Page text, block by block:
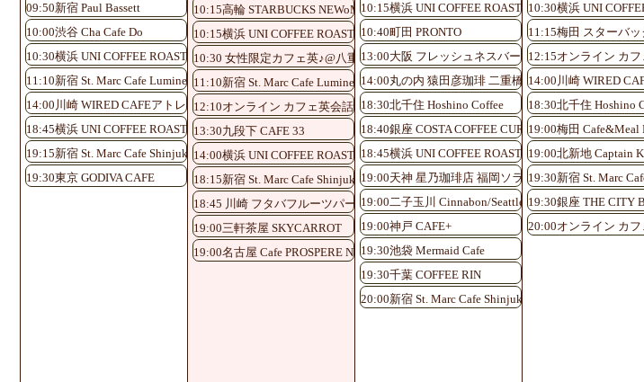
09:50新宿 Paul Bassett
10:00渋谷 Cha Cafe Do
10:30横浜 UNI COFFEE ROASTERY
11:10新宿 St. Marc Cafe Lumine EST Shinjuku
14:00川崎 WIRED CAFEアトレ川崎店
18:45横浜 UNI COFFEE ROASTERY
19:15新宿 St. Marc Cafe Shinjuku Shinminami-guchi
19:30東京 GODIVA CAFE
10:15高輪 STARBUCKS NEWoMan 高輪店
10:15横浜 UNI COFFEE ROASTERY
10:30 女性限定カフェ英♪@八重洲
11:10新宿 St. Marc Cafe Lumine EST Shinjuku
12:10オンライン カフェ英会話♪
13:30九段下 CAFE 33
14:00横浜 UNI COFFEE ROASTERY
18:15新宿 St. Marc Cafe Shinjuku Shinminami-guchi
18:45 川崎 フタバフルーツパーラー アトレ川崎店
19:00三軒茶屋 SKYCARROT
19:00名古屋 Cafe PROSPERE Nayabashi
10:15横浜 UNI COFFEE ROASTERY
10:40町田 PRONTO
13:00大阪 フレッシュネスバーガーKITTE大阪店
14:00丸の内 猿田彦珈琲 二重橋前駅店
18:30北千住 Hoshino Coffee
18:40銀座 COSTA COFFEE CURA銀座店
18:45横浜 UNI COFFEE ROASTERY
19:00天神 星乃珈琲店 福岡ソラリア店
19:00二子玉川 Cinnabon/Seattle’s Best Coffee
19:00神戸 CAFE+
19:30池袋 Mermaid Cafe
19:30千葉 COFFEE RIN
20:00新宿 St. Marc Cafe Shinjuku Shinminami-guchi
10:30横浜 UNI
11:15梅田 スターバ
12:15オンライン カフ
14:00川崎 WIRED
18:30北千住 Hoshino
19:00梅田 Cafe&Meal
19:00北新地 Captain
19:30新宿 St. Marc
19:30銀座 THE CITY
20:00オンライン カフ